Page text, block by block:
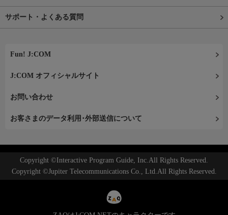
サポート・よくある質問
Fun! J:COM
J:COM オフィシャルサイト
お問い合わせ
お客さまのデータ利用･外部送信について
Copyright ©Interactive Program Guide, Inc.All Rights Reserved.
Copyright ©Jupiter Telecommunications Co., Ltd.All Rights Reserved.